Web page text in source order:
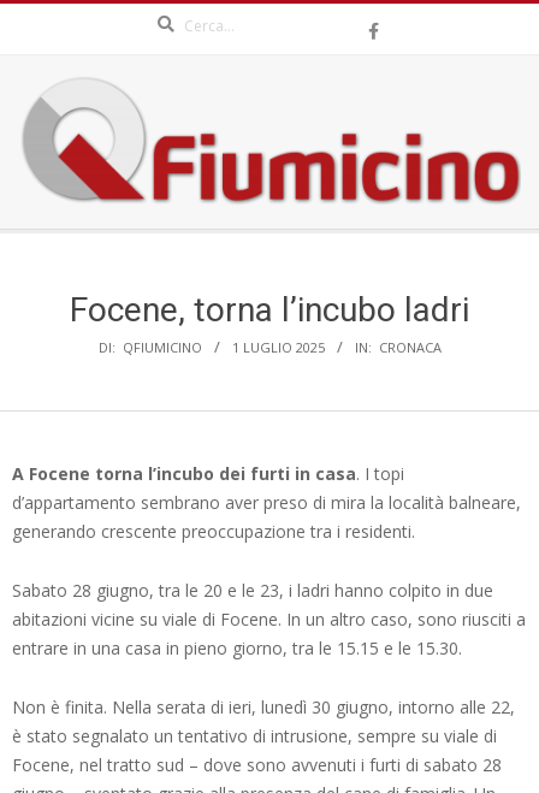
content
QFIUMICINO.COM
Focene, torna l’incubo ladri
DI: QFIUMICINO 1 LUGLIO 2025 IN: CRONACA
A Focene torna l’incubo dei furti in casa. I topi
d’appartamento sembrano aver preso di mira la località balneare,
generando crescente preoccupazione tra i residenti.
Sabato 28 giugno, tra le 20 e le 23, i ladri hanno colpito in due
abitazioni vicine su viale di Focene. In un altro caso, sono riusciti a
entrare in una casa in pieno giorno, tra le 15.15 e le 15.30.
Non è finita. Nella serata di ieri, lunedì 30 giugno, intorno alle 22,
è stato segnalato un tentativo di intrusione, sempre su viale di
Focene, nel tratto sud – dove sono avvenuti i furti di sabato 28